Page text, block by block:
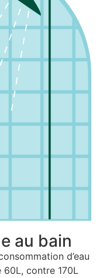
au bain
d’eau
contre 170L